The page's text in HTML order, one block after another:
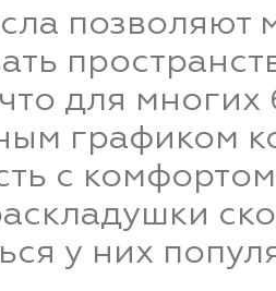
позволяют
для многих
графиком
с
у них